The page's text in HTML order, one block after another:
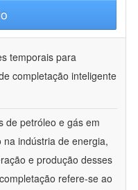
temporais para
completação inteligente
de petróleo e gás em
indústria de energia,
e produção desses
refere-se ao